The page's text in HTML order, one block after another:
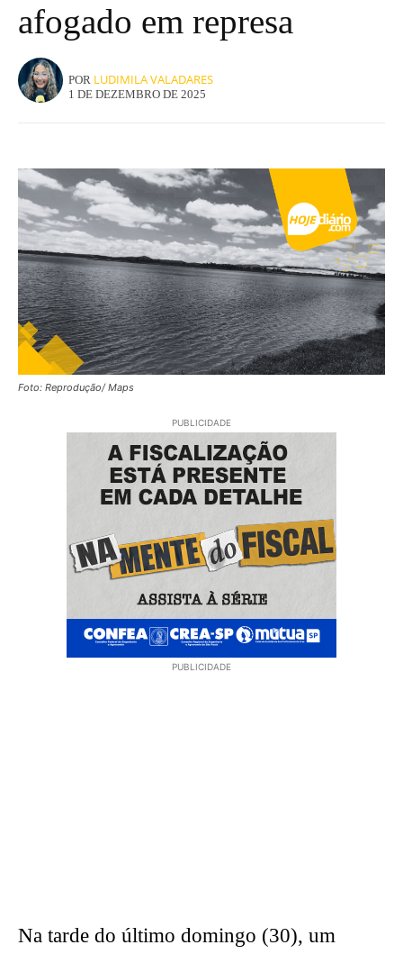
afogado em represa
POR LUDIMILA VALADARES
1 DE DEZEMBRO DE 2025
Foto: Reprodução/ Maps
PUBLICIDADE
PUBLICIDADE
Na tarde do último domingo (30), um